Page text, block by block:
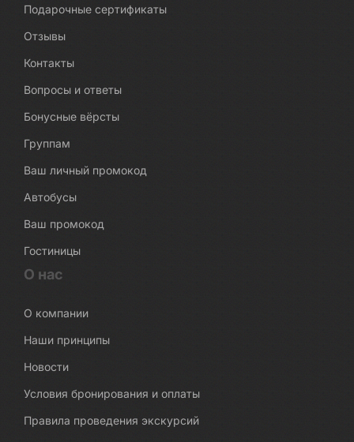
Подарочные сертификаты
Отзывы
Контакты
Вопросы и ответы
Бонусные вёрсты
Группам
Ваш личный промокод
Автобусы
Ваш промокод
Гостиницы
О нас
О компании
Наши принципы
Новости
Условия бронирования и оплаты
Правила проведения экскурсий